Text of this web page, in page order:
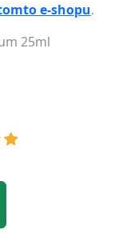
e-shopu.
25ml